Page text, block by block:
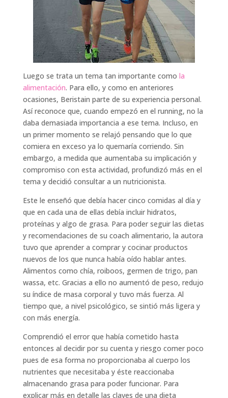
Luego se trata un tema tan importante como la
alimentación. Para ello, y como en anteriores
ocasiones, Beristain parte de su experiencia personal.
Así reconoce que, cuando empezó en el running, no la
daba demasiada importancia a ese tema. Incluso, en
un primer momento se relajó pensando que lo que
comiera en exceso ya lo quemaría corriendo. Sin
embargo, a medida que aumentaba su implicación y
compromiso con esta actividad, profundizó más en el
tema y decidió consultar a un nutricionista.
Este le enseñó que debía hacer cinco comidas al día y
que en cada una de ellas debía incluir hidratos,
proteínas y algo de grasa. Para poder seguir las dietas
y recomendaciones de su coach alimentario, la autora
tuvo que aprender a comprar y cocinar productos
nuevos de los que nunca había oído hablar antes.
Alimentos como chía, roiboos, germen de trigo, pan
wassa, etc. Gracias a ello no aumentó de peso, redujo
su índice de masa corporal y tuvo más fuerza. Al
tiempo que, a nivel psicológico, se sintió más ligera y
con más energía.
Comprendió el error que había cometido hasta
entonces al decidir por su cuenta y riesgo comer poco
pues de esa forma no proporcionaba al cuerpo los
nutrientes que necesitaba y éste reaccionaba
almacenando grasa para poder funcionar. Para
explicar más en detalle las claves de una dieta